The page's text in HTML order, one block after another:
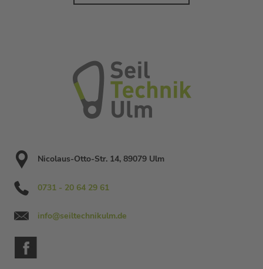
Nicolaus-Otto-Str. 14, 89079 Ulm
0731 - 20 64 29 61
info@seiltechnikulm.de